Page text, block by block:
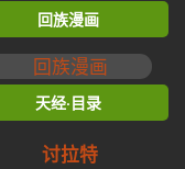
回族漫画
天经·目录
讨拉特